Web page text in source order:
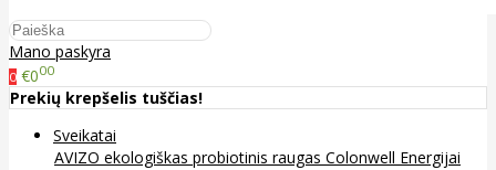
Mano paskyra
0 €000
Prekių krepšelis tuščias!
Sveikatai
AVIZO ekologiškas probiotinis raugas Colonwell Energijai